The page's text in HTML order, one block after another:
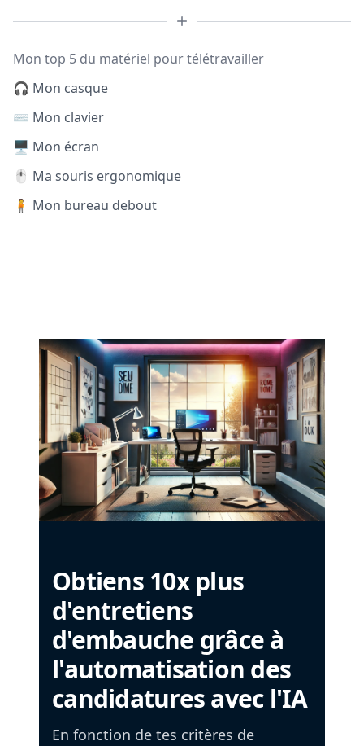
Mon top 5 du matériel pour télétravailler
🎧 Mon casque
⌨️ Mon clavier
🖥️ Mon écran
🖱️ Ma souris ergonomique
🧍 Mon bureau debout
Obtiens 10x plus
d'entretiens
d'embauche grâce à
l'automatisation des
candidatures avec l'IA
En fonction de tes critères de